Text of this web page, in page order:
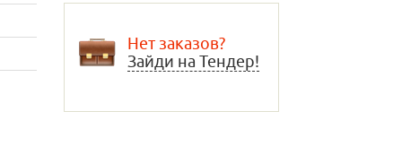
Нет заказов?
Зайди на Тендер!